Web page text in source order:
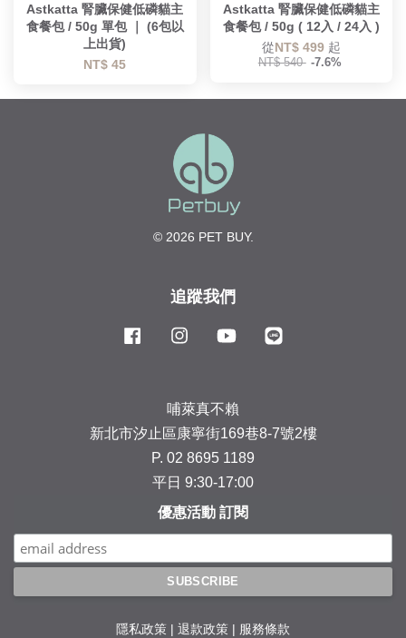
Astkatta 腎臟保健低磷貓主
食餐包 / 50g 單包 ｜ (6包以
上出貨)
NT$ 45
Astkatta 腎臟保健低磷貓主
食餐包 / 50g ( 12入 / 24入 )
從NT$ 499 起
NT$ 540 -7.6%
© 2026 PET BUY.
追蹤我們
Facebook Instagram YouTube
哺萊真不賴
新北市汐止區康寧街169巷8-7號2樓
P. 02 8695 1189
平日 9:30-17:00
優惠活動 訂閱
隱私政策 退款政策 服務條款